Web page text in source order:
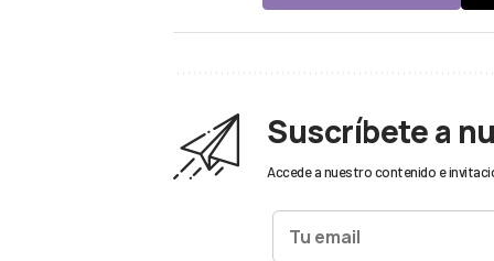
Suscríbete a
Accede a nuestro contenido e